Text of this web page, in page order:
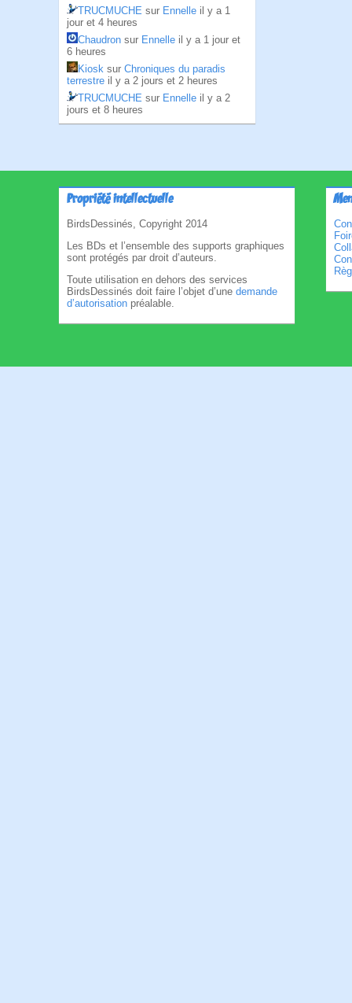
TRUCMUCHE sur Ennelle il y a 1
jour et 4 heures
Chaudron sur Ennelle il y a 1 jour et
6 heures
Kiosk sur Chroniques du paradis
terrestre il y a 2 jours et 2 heures
TRUCMUCHE sur Ennelle il y a 2
jours et 8 heures
Propriété intellectuelle
BirdsDessinés, Copyright 2014
Les BDs et l’ensemble des supports graphiques
sont protégés par droit d’auteurs.
Toute utilisation en dehors des services
BirdsDessinés doit faire l’objet d’une demande
d’autorisation préalable.